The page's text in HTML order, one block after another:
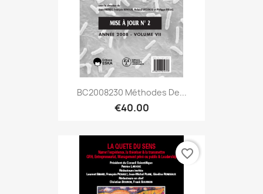
BC2008230 Méthodes De...
€40.00
favorite_border